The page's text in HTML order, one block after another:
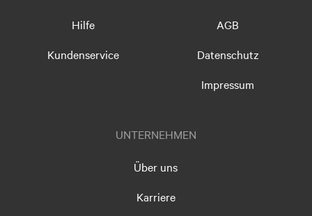
Hilfe
Kundenservice
AGB
Datenschutz
Impressum
UNTERNEHMEN
Über uns
Karriere